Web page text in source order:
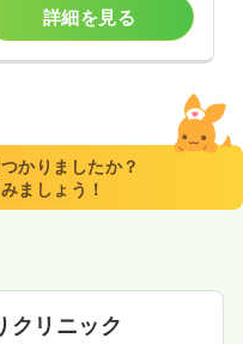
詳細を見る
かりましたか？
ましょう！
クリニック